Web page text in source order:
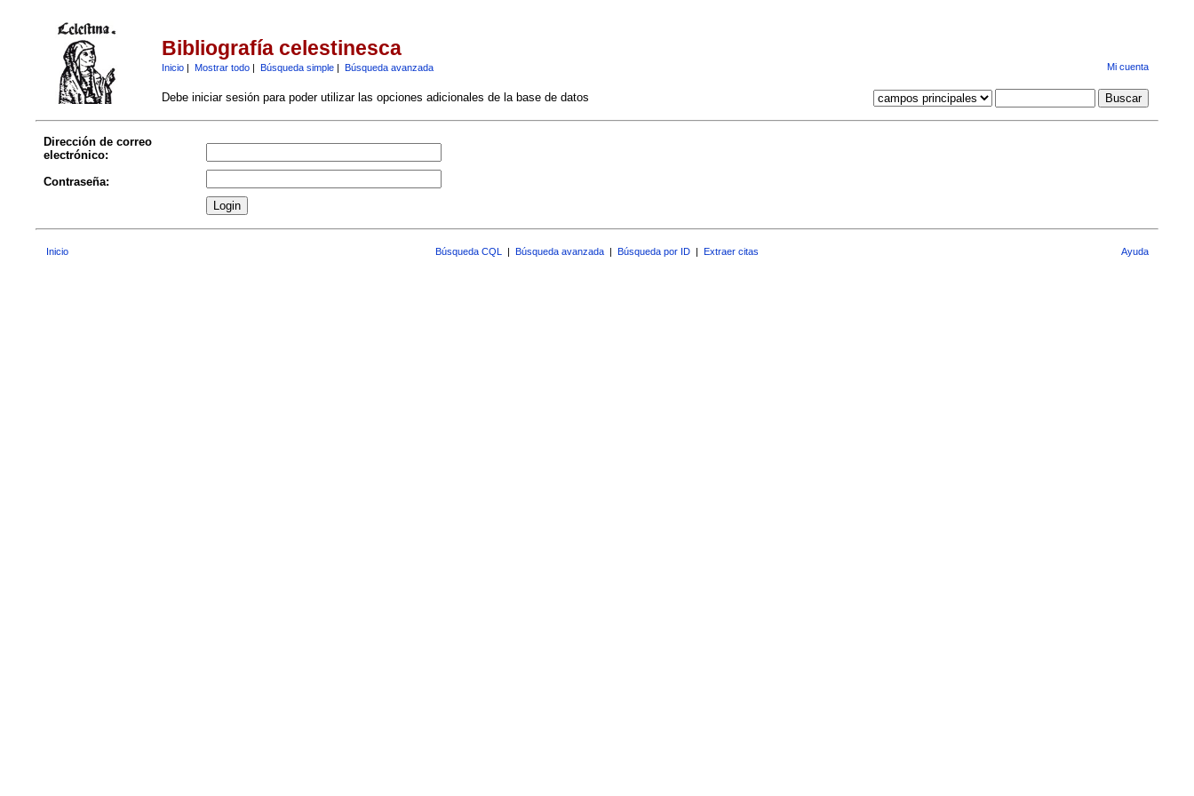
Bibliografía celestinesca
Inicio| Mostrar todo| Búsqueda simple| Búsqueda avanzada Mi cuenta
Debe iniciar sesión para poder utilizar las opciones adicionales de la base de datos
Dirección de correo
electrónico:
Contraseña:
Inicio Búsqueda CQL | Búsqueda avanzada | Búsqueda por ID | Extraer citas Ayuda